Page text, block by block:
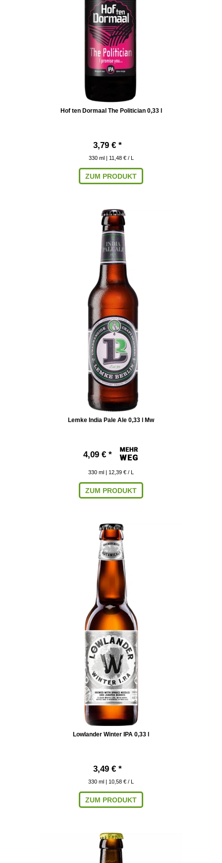
Hof ten Dormaal The Politician 0,33 l
3,79 € *
330 ml | 11,48 € / L
ZUM PRODUKT
Lemke India Pale Ale 0,33 l Mw
4,09 € *
330 ml | 12,39 € / L
ZUM PRODUKT
Lowlander Winter IPA 0,33 l
3,49 € *
330 ml | 10,58 € / L
ZUM PRODUKT